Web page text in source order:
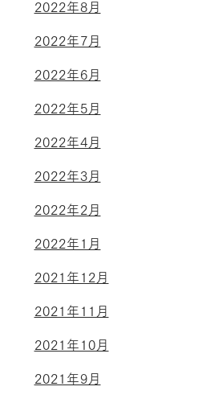
2022年8月
2022年7月
2022年6月
2022年5月
2022年4月
2022年3月
2022年2月
2022年1月
2021年12月
2021年11月
2021年10月
2021年9月